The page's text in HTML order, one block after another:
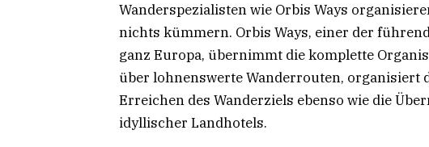
Wanderspezialisten wie Orbis Ways
nichts kümmern. Orbis Ways, einer der
ganz Europa, übernimmt die komplette
über lohnenswerte Wanderrouten, organisiert
Erreichen des Wanderziels ebenso wie die
idyllischer Landhotels.